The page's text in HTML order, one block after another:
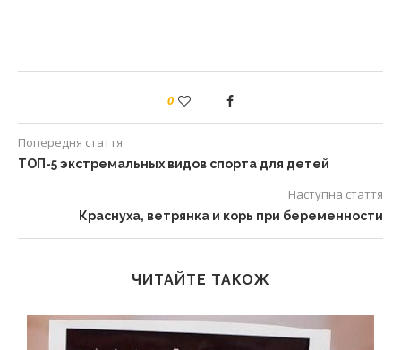
0
Попередня стаття
ТОП-5 экстремальных видов спорта для детей
Наступна стаття
Краснуха, ветрянка и корь при беременности
ЧИТАЙТЕ ТАКОЖ